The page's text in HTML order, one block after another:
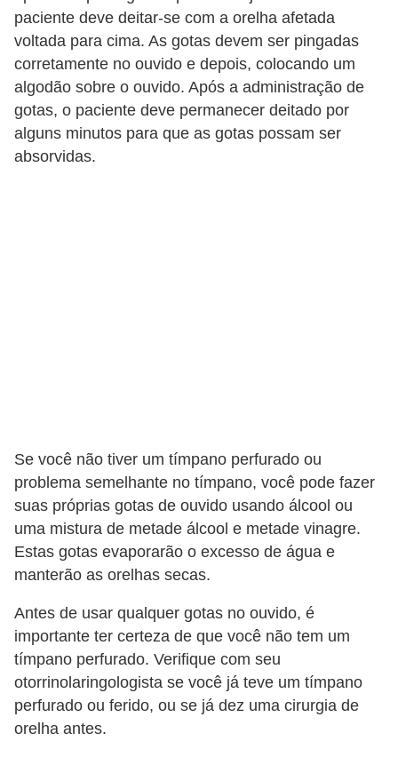
paciente deve deitar-se com a orelha afetada
voltada para cima. As gotas devem ser pingadas
corretamente no ouvido e depois, colocando um
algodão sobre o ouvido. Após a administração de
gotas, o paciente deve permanecer deitado por
alguns minutos para que as gotas possam ser
absorvidas.
Se você não tiver um tímpano perfurado ou
problema semelhante no tímpano, você pode fazer
suas próprias gotas de ouvido usando álcool ou
uma mistura de metade álcool e metade vinagre.
Estas gotas evaporarão o excesso de água e
manterão as orelhas secas.
Antes de usar qualquer gotas no ouvido, é
importante ter certeza de que você não tem um
tímpano perfurado. Verifique com seu
otorrinolaringologista se você já teve um tímpano
perfurado ou ferido, ou se já dez uma cirurgia de
orelha antes.